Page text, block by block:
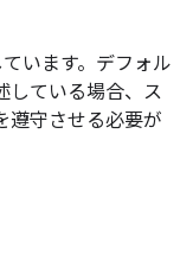
います。デフォル
している場合、ス
遵守させる必要が